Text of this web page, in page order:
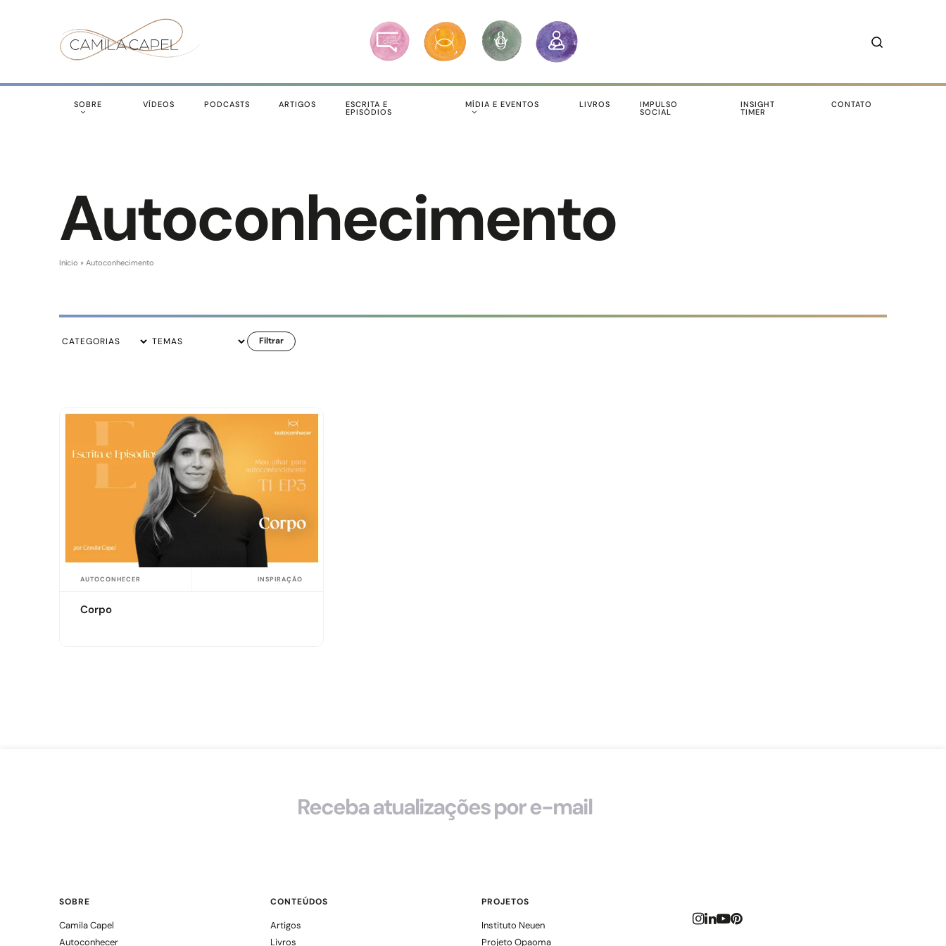
SOBRE VÍDEOS PODCASTS ARTIGOS ESCRITA E
EPISÓDIOS
MÍDIA E EVENTOS LIVROS IMPULSO
SOCIAL
INSIGHT
TIMER
CONTATO
Autoconhecimento
Início » Autoconhecimento
AUTOCONHECER INSPIRAÇÃO
Corpo
Receba atualizações por e-mail
SOBRE
Camila Capel
Autoconhecer
CONTEÚDOS
Artigos
Livros
PROJETOS
Instituto Neuen
Projeto Opaoma